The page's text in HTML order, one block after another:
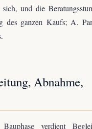
und die
des ganzen Kaufs; A.
Abnahme,
verdient